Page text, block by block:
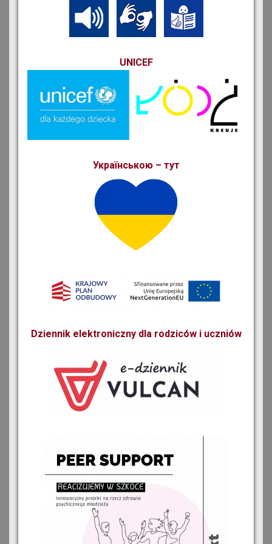
UNICEF
Українською – тут
Dziennik elektroniczny dla rodziców i uczniów